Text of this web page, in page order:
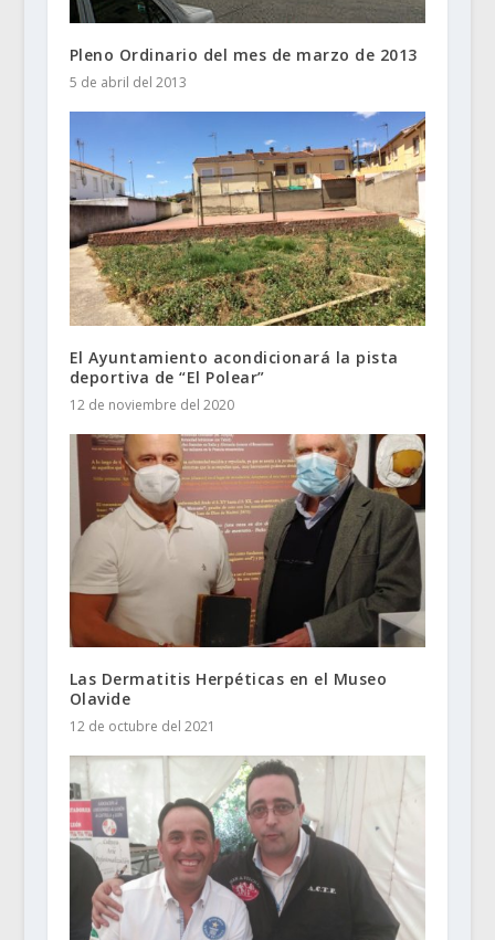
Pleno Ordinario del mes de marzo de 2013
5 de abril del 2013
El Ayuntamiento acondicionará la pista
deportiva de “El Polear”
12 de noviembre del 2020
Las Dermatitis Herpéticas en el Museo
Olavide
12 de octubre del 2021